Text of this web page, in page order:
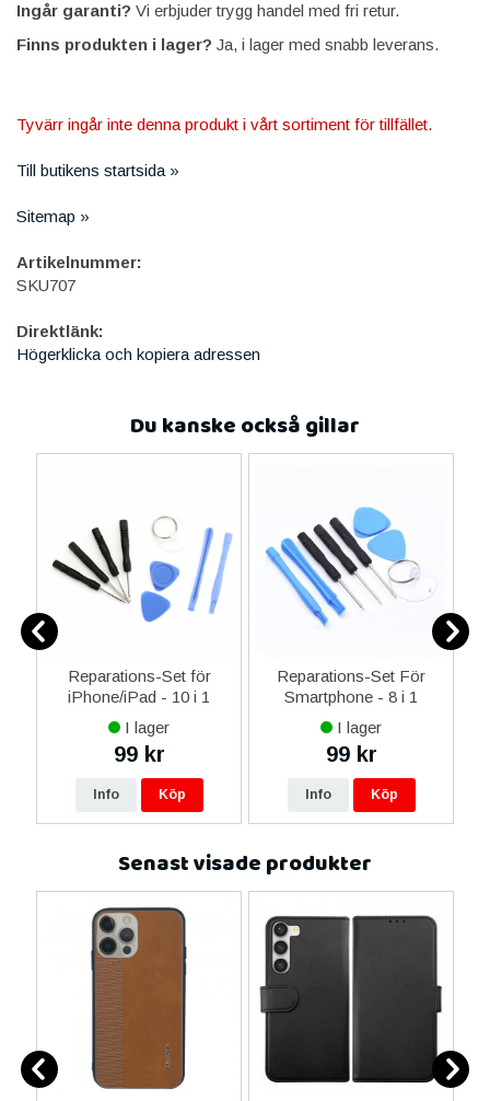
Ingår garanti? Vi erbjuder trygg handel med fri retur.
Finns produkten i lager? Ja, i lager med snabb leverans.
Tyvärr ingår inte denna produkt i vårt sortiment för tillfället.
Till butikens startsida »
Sitemap »
Artikelnummer:
SKU707
Direktlänk:
Högerklicka och kopiera adressen
Du kanske också gillar
Reparations-Set för
iPhone/iPad - 10 i 1
I lager
99 kr
Info Köp
Reparations-Set För
Smartphone - 8 i 1
I lager
99 kr
Info Köp
Senast visade produkter